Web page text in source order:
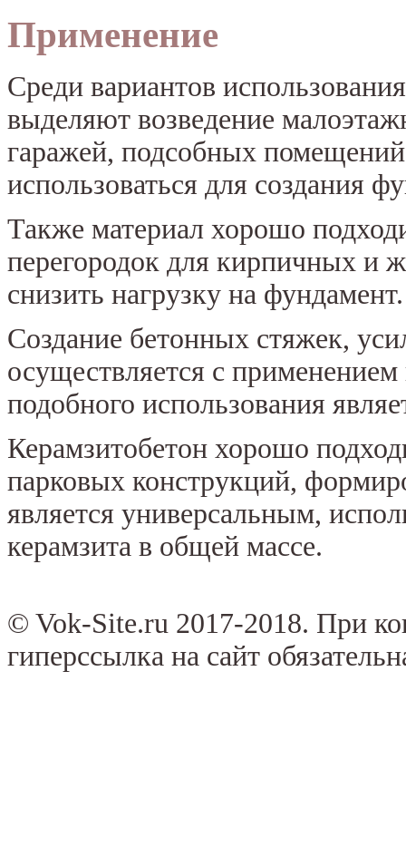
Применение
Среди вариантов
выделяют возведение
гаражей, подсобных
использоваться для создания
Также материал хорошо
перегородок для кирпичных и
снизить нагрузку на фундамент.
Создание бетонных стяжек,
осуществляется с
подобного использования
Керамзитобетон хорошо
парковых конструкций,
является универсальным,
керамзита в общей массе.
© Vok-Site.ru 2017-2018. При
гиперссылка на сайт